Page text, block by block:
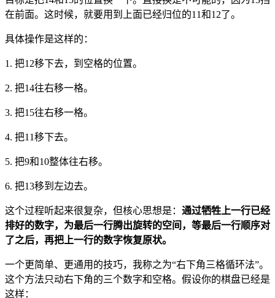
在前面。这时候，就要用到上面已经归位的11和12了。
具体操作是这样的：
1. 把12移下去，到空格的位置。
2. 把14往右移一格。
3. 把15往右移一格。
4. 把11移下去。
5. 把9和10整体往右移。
6. 把13移到左边去。
这个过程听起来很复杂，但核心思想是： 通过牺牲上一行已经
排好的数字，为最后一行腾出旋转的空间，等最后一行顺序对
了之后，再把上一行的数字恢复原状。
一个更简单、更通用的技巧，我称之为“右下角三格循环法”。
这个方法只动右下角的三个数字和空格。假设你的棋盘已经是
这样：